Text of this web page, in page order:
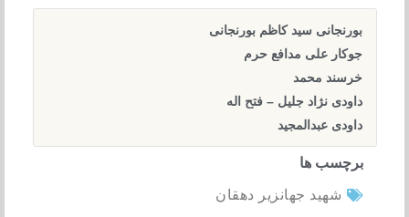
بورنجانی سید کاظم بورنجانی
جوکار علی مدافع حرم
خرسند محمد
داودی نژاد جلیل – فتح اله
داودی عبدالمجید
برچسب ها
شهید جهانزیر دهقان